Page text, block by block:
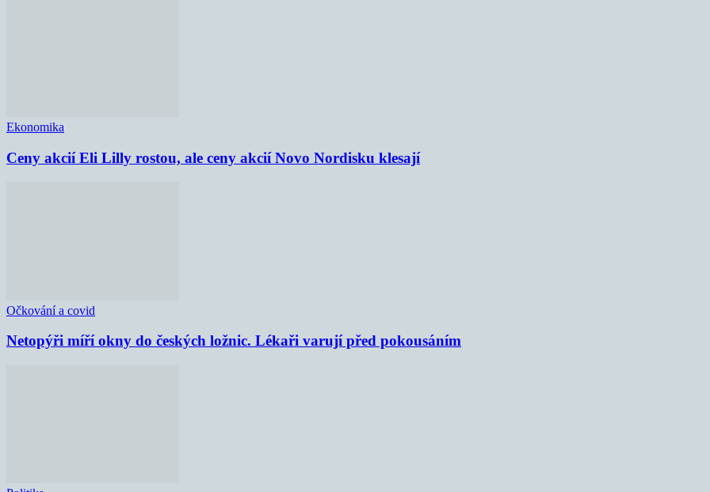
Ekonomika
Ceny akcií Eli Lilly rostou, ale ceny akcií Novo Nordisku klesají
Očkování a covid
Netopýři míří okny do českých ložnic. Lékaři varují před pokousáním